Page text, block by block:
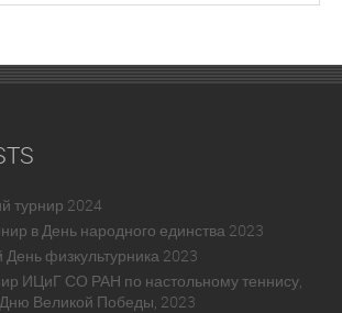
турнир 2024
в День народного единства 2023
День физкультурника 2023
ИЦиГ СО РАН по настольному теннису,
Великой Победы, 2023